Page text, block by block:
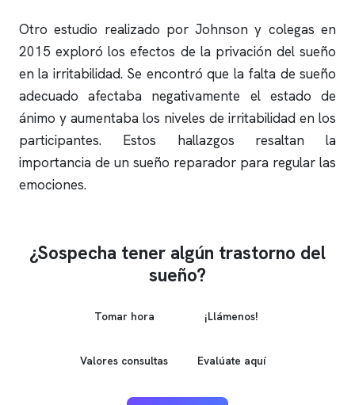
Otro estudio realizado por Johnson y colegas en
2015 exploró los efectos de la privación del sueño
en la irritabilidad. Se encontró que la falta de sueño
adecuado afectaba negativamente el estado de
ánimo y aumentaba los niveles de irritabilidad en los
participantes. Estos hallazgos resaltan la
importancia de un sueño reparador para regular las
emociones.
¿Sospecha tener algún trastorno del
sueño?
Tomar hora ¡Llámenos!
Valores consultas Evalúate aquí